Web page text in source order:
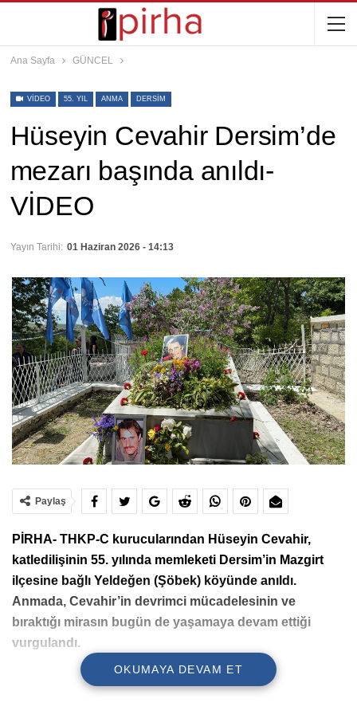
Ana Sayfa GÜNCEL
VIDEO 55. YIL ANMA DERSIM
Hüseyin Cevahir Dersim’de
mezarı başında anıldı-
VİDEO
Yayın Tarihi: 01 Haziran 2026 - 14:13
Paylaş
PİRHA- THKP-C kurucularından Hüseyin Cevahir,
katledilişinin 55. yılında memleketi Dersim’in Mazgirt
ilçesine bağlı Yeldeğen (Şöbek) köyünde anıldı.
Anmada, Cevahir’in devrimci mücadelesinin ve
bıraktığı mirasın bugün de yaşamaya devam ettiği
vurgulandı.
OKUMAYA DEVAM ET